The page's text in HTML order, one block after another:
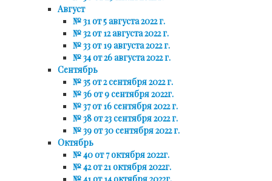
Август
№ 31 от 5 августа 2022 г.
№ 32 от 12 августа 2022 г.
№ 33 от 19 августа 2022 г.
№ 34 от 26 августа 2022 г.
Сентябрь
№ 35 от 2 сентября 2022 г.
№ 36 от 9 сентября 2022г.
№ 37 от 16 сентября 2022 г.
№ 38 от 23 сентября 2022 г.
№ 39 от 30 сентября 2022 г.
Октябрь
№ 40 от 7 октября 2022г.
№ 42 от 21 октября 2022г.